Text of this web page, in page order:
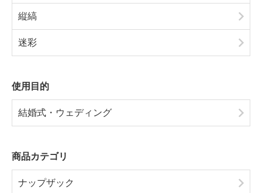
縦縞
迷彩
使用目的
結婚式・ウェディング
商品カテゴリ
ナップザック